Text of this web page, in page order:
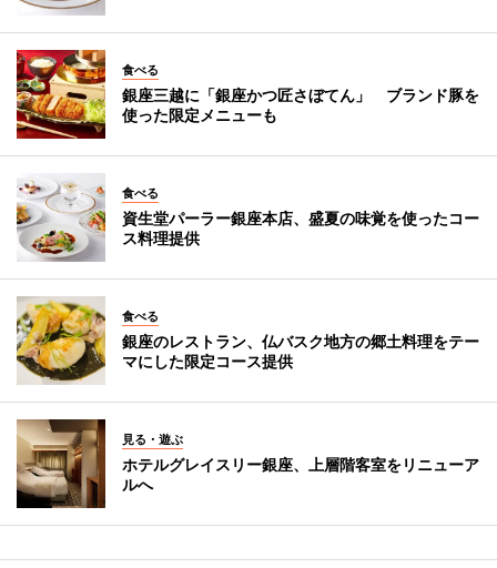
食べる
銀座三越に「銀座かつ匠さぼてん」 ブランド豚を
使った限定メニューも
食べる
資生堂パーラー銀座本店、盛夏の味覚を使ったコー
ス料理提供
食べる
銀座のレストラン、仏バスク地方の郷土料理をテー
マにした限定コース提供
見る・遊ぶ
ホテルグレイスリー銀座、上層階客室をリニューア
ルへ